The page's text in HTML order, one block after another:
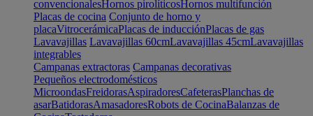
convencionalesHornos pirolíticosHornos multifunción
Placas de cocina Conjunto de horno y
placaVitrocerámicaPlacas de inducciónPlacas de gas
Lavavajillas Lavavajillas 60cmLavavajillas 45cmLavavajillas
integrables
Campanas extractoras Campanas decorativas
Pequeños electrodomésticos
MicroondasFreidorasAspiradoresCafeterasPlanchas de
asarBatidorasAmasadoresRobots de CocinaBalanzas de